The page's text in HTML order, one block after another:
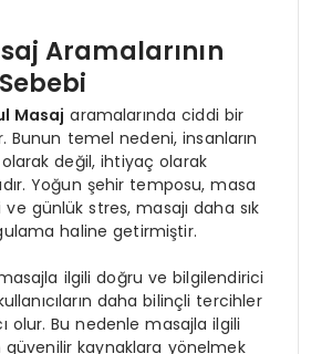
Aramalarının
Masaj aramalarında ciddi bir
Bunun temel nedeni, insanların
olarak değil, ihtiyaç olarak
Yoğun şehir temposu, masa
ve günlük stres, masajı daha sık
haline getirmiştir.
ilgili doğru ve bilgilendirici
daha bilinçli tercihler
olur. Bu nedenle masajla ilgili
güvenilir kaynaklara yönelmek